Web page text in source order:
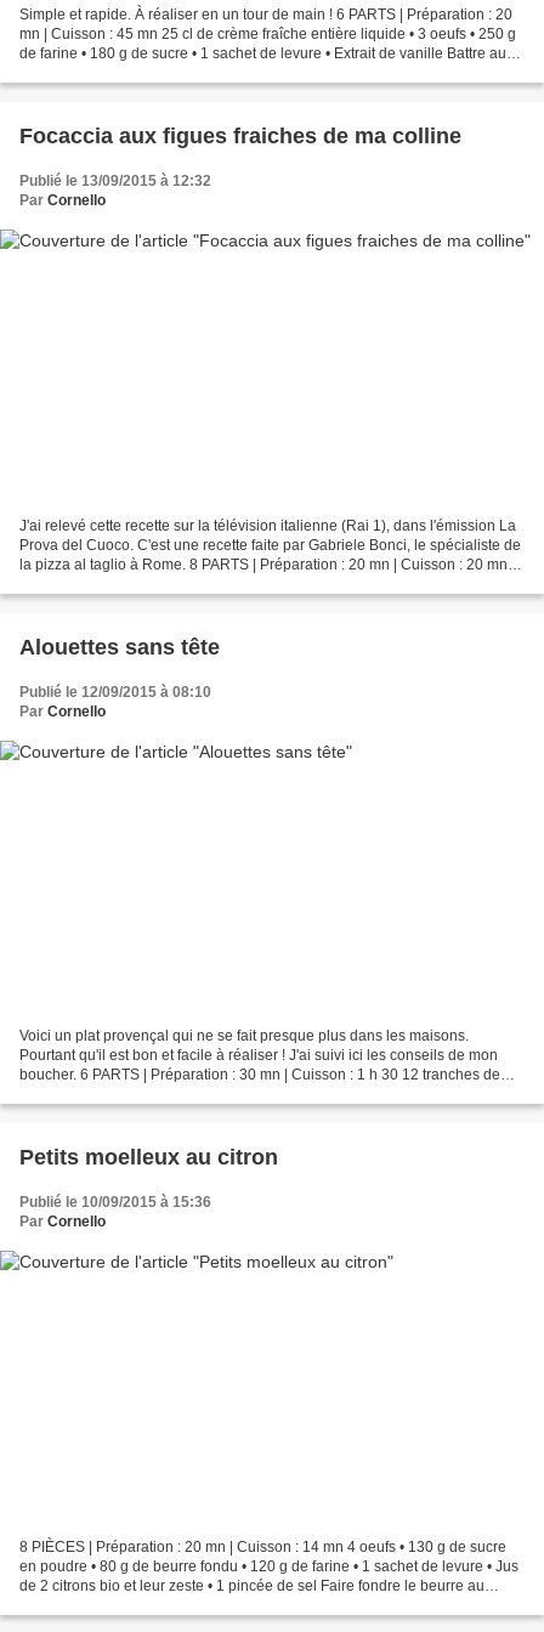
Simple et rapide. À réaliser en un tour de main ! 6 PARTS | Préparation : 20
mn | Cuisson : 45 mn 25 cl de crème fraîche entière liquide • 3 oeufs • 250 g
de farine • 180 g de sucre • 1 sachet de levure • Extrait de vanille Battre au
Focaccia aux figues fraiches de ma colline
Publié le 13/09/2015 à 12:32
Par Cornello
J'ai relevé cette recette sur la télévision italienne (Rai 1), dans l'émission La
Prova del Cuoco. C'est une recette faite par Gabriele Bonci, le spécialiste de
la pizza al taglio à Rome. 8 PARTS | Préparation : 20 mn | Cuisson : 20 mn 1
Alouettes sans tête
Publié le 12/09/2015 à 08:10
Par Cornello
Voici un plat provençal qui ne se fait presque plus dans les maisons.
Pourtant qu'il est bon et facile à réaliser ! J'ai suivi ici les conseils de mon
boucher. 6 PARTS | Préparation : 30 mn | Cuisson : 1 h 30 12 tranches de
Petits moelleux au citron
Publié le 10/09/2015 à 15:36
Par Cornello
8 PIÈCES | Préparation : 20 mn | Cuisson : 14 mn 4 oeufs • 130 g de sucre
en poudre • 80 g de beurre fondu • 120 g de farine • 1 sachet de levure • Jus
de 2 citrons bio et leur zeste • 1 pincée de sel Faire fondre le beurre au